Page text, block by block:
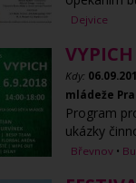
Dejvice
Kdy:
mládeže
Program
ukázky
Břevnov •